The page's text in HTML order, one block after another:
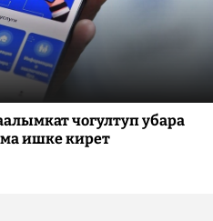
чогултуп убара
ишке кирет